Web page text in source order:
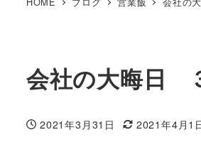
会社の大晦日
投稿日
2021年3月31日
更新日
2021年4月1